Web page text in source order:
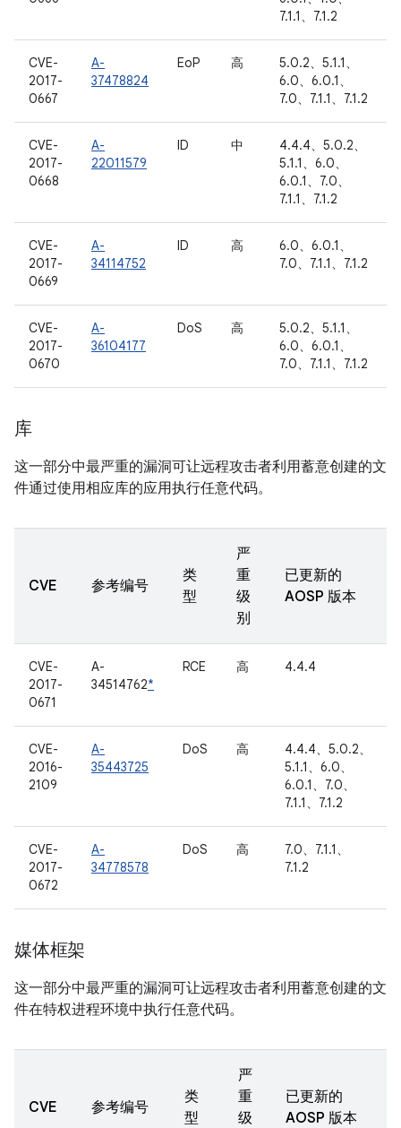
7.1.1、7.1.2
CVE-
2017-
0667
A-
37478824
EoP 高
5.0.2、5.1.1、
6.0、6.0.1、
7.0、7.1.1、7.1.2
CVE-
2017-
0668
A-
22011579
ID 中
4.4.4、5.0.2、
5.1.1、6.0、
6.0.1、7.0、
7.1.1、7.1.2
CVE-
2017-
0669
A-
34114752
ID 高
6.0、6.0.1、
7.0、7.1.1、7.1.2
CVE-
2017-
0670
A-
36104177
DoS 高
5.0.2、5.1.1、
6.0、6.0.1、
7.0、7.1.1、7.1.2
库
这一部分中最严重的漏洞可让远程攻击者利用蓄意创建的文
件通过使用相应库的应用执行任意代码。
CVE 参考编号
类
型
严
重
级
别
已更新的
AOSP 版本
CVE-
2017-
0671
A-
34514762*
RCE 高 4.4.4
CVE-
2016-
2109
A-
35443725
DoS 高
4.4.4、5.0.2、
5.1.1、6.0、
6.0.1、7.0、
7.1.1、7.1.2
CVE-
2017-
0672
A-
34778578
DoS 高
7.0、7.1.1、
7.1.2
媒体框架
这一部分中最严重的漏洞可让远程攻击者利用蓄意创建的文
件在特权进程环境中执行任意代码。
CVE 参考编号
类
型
严
重
级
已更新的
AOSP 版本